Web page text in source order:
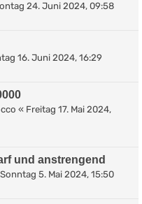
24. Juni 2024, 09:58
16. Juni 2024, 16:29
« Freitag 17. Mai 2024,
und anstrengend
Sonntag 5. Mai 2024, 15:50